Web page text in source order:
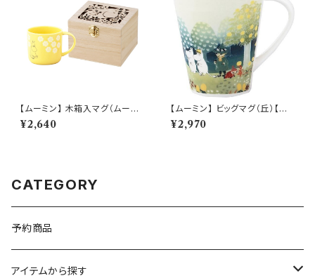
【ムーミン】 木箱入マグ（ムーミ
ン）【MM950】
¥2,640
【ムーミン】 ビッグマグ（丘）【M
M3200】MM3201-35
¥2,970
CATEGORY
予約商品
アイテムから探す